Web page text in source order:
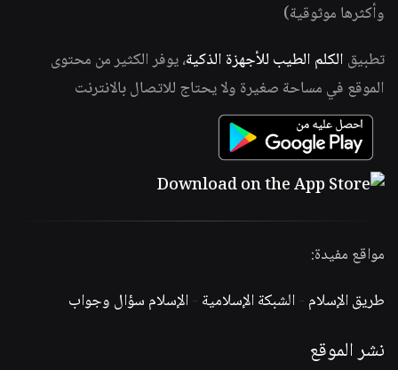
وأكثرها موثوقية)
تطبيق الكلم الطيب للأجهزة الذكية، يوفر الكثير من محتوى
الموقع في مساحة صغيرة ولا يحتاج للاتصال بالانترنت
مواقع مفيدة:
طريق الإسلام -الشبكة الإسلامية -الإسلام سؤال وجواب
نشر الموقع